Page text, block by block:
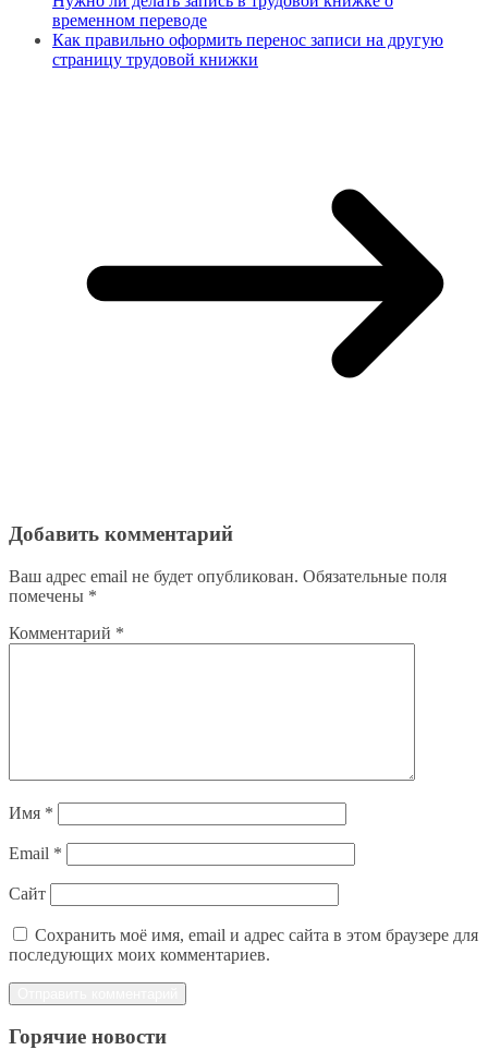
временном переводе
Как правильно оформить перенос записи на другую
страницу трудовой книжки
Добавить комментарий
Ваш адрес email не будет опубликован. Обязательные поля
помечены *
Комментарий *
Имя *
Email *
Сайт
Сохранить моё имя, email и адрес сайта в этом браузере для
последующих моих комментариев.
Горячие новости